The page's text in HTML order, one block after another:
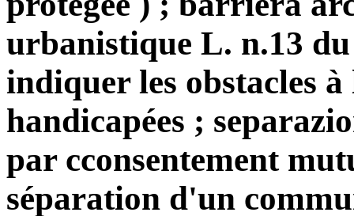
urbanistique L. n.13
indiquer les obstacles à
handicapées ;
par cconsentement
séparation d'un